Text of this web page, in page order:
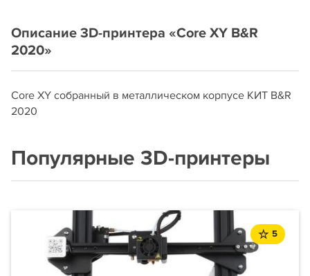
Описание 3D-принтера «Core XY B&R
2020»
Core XY собранный в металлическом корпусе КИТ B&R
2020
Популярные 3D-принтеры
5